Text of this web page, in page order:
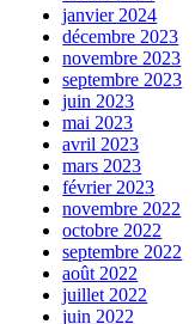
janvier 2024
décembre 2023
novembre 2023
septembre 2023
juin 2023
mai 2023
avril 2023
mars 2023
février 2023
novembre 2022
octobre 2022
septembre 2022
août 2022
juillet 2022
juin 2022